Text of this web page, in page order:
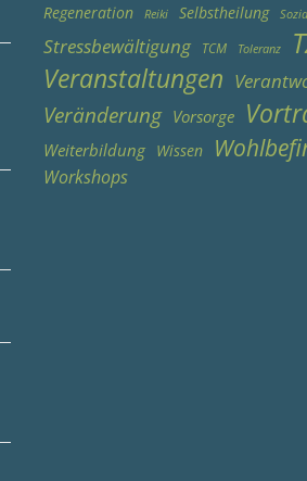
Regeneration Reiki Selbstheilung
Stressbewältigung TCM Toleranz
Veranstaltungen
Veränderung Vorsorge
Weiterbildung Wissen
Workshops